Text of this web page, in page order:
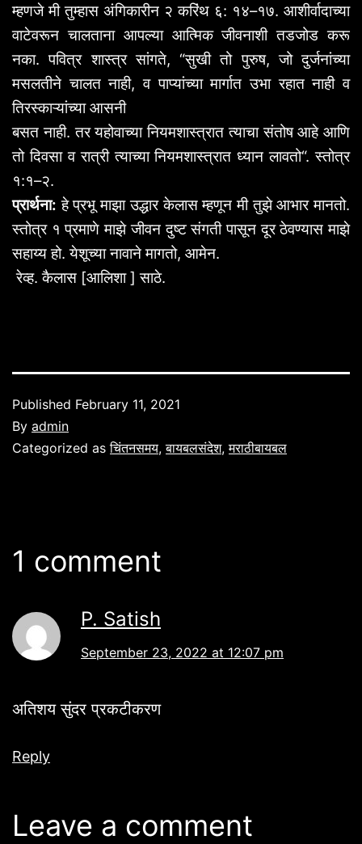
म्हणजे मी तुम्हास अंगिकारीन २ करिंथ ६: १४–१७. आशीर्वादाच्या
वाटेवरून चालताना आपल्या आत्मिक जीवनाशी तडजोड करू
नका.पवित्र शास्त्र सांगते, “सुखी तो पुरुष,जो दुर्जनांच्या
मसलतीने चालत नाही,व पाप्यांच्या मार्गात उभा रहात नाही व
तिरस्काऱ्यांच्या आसनी
बसत नाही.तर यहोवाच्या नियमशास्त्रात त्याचा संतोष आहे आणि
तो दिवसा व रात्री त्याच्या नियमशास्त्रात ध्यान लावतो“.स्तोत्र
१:१–२.
प्रार्थना: हे प्रभू माझा उद्धार केलास म्हणून मी तुझे आभार मानतो.
स्तोत्र १ प्रमाणे माझे जीवन दुष्ट संगती पासून दूर ठेवण्यास माझे
सहाय्य हो.येशूच्या नावाने मागतो, आमेन.
रेव्ह. कैलास [आलिशा]साठे.
Published February 11, 2021
By admin
Categorized asचिंतनसमय,बायबलसंदेश,मराठीबायबल
1 comment
P. Satish
September 23, 2022 at 12:07 pm
अतिशय सुंदर प्रकटीकरण
Reply
Leave a comment